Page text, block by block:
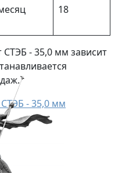
18
СТЭБ - 35,0 мм зависит
СТЭБ - 35,0 мм